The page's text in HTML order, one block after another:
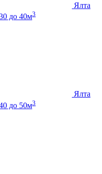
Ялта
до 40м3
Ялта
до 50м3